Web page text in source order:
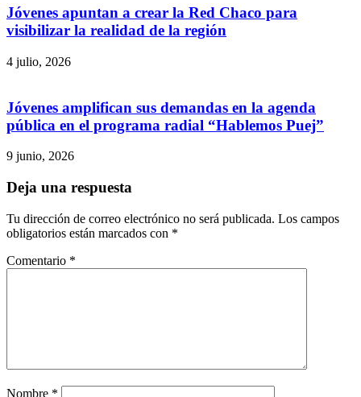
Jóvenes apuntan a crear la Red Chaco para
visibilizar la realidad de la región
4 julio, 2026
Jóvenes amplifican sus demandas en la agenda
pública en el programa radial “Hablemos Puej”
9 junio, 2026
Deja una respuesta
Tu dirección de correo electrónico no será publicada. Los campos
obligatorios están marcados con *
Comentario *
Nombre *